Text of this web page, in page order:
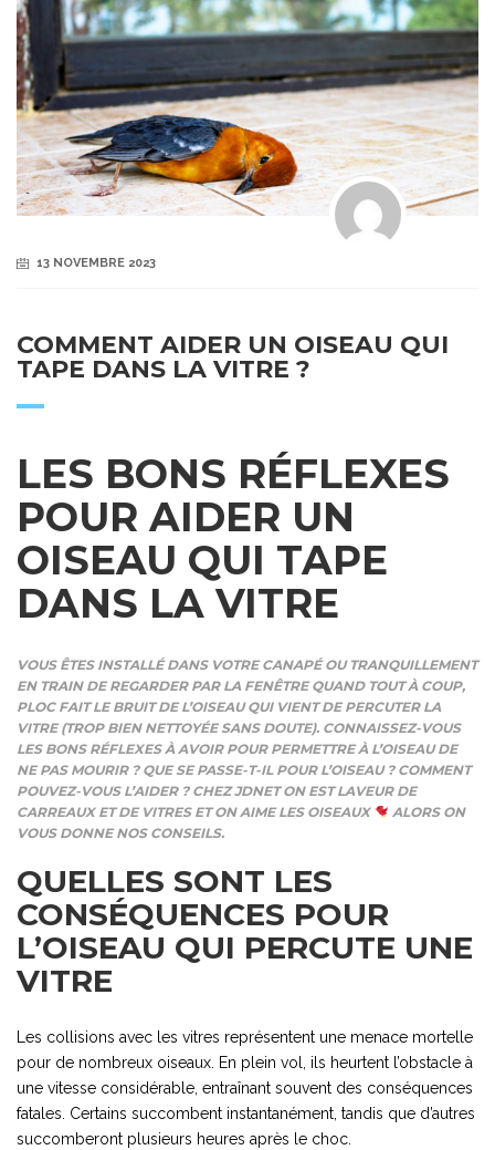
13 NOVEMBRE 2023
COMMENT AIDER UN OISEAU QUI
TAPE DANS LA VITRE ?
LES BONS RÉFLEXES
POUR AIDER UN
OISEAU QUI TAPE
DANS LA VITRE
VOUS ÊTES INSTALLÉ DANS VOTRE CANAPÉ OU TRANQUILLEMENT
EN TRAIN DE REGARDER PAR LA FENÊTRE QUAND TOUT À COUP,
PLOC FAIT LE BRUIT DE L’OISEAU QUI VIENT DE PERCUTER LA
VITRE (TROP BIEN NETTOYÉE SANS DOUTE). CONNAISSEZ-VOUS
LES BONS RÉFLEXES À AVOIR POUR PERMETTRE À L’OISEAU DE
NE PAS MOURIR ? QUE SE PASSE-T-IL POUR L’OISEAU ? COMMENT
POUVEZ-VOUS L’AIDER ? CHEZ JDNET ON EST LAVEUR DE
CARREAUX ET DE VITRES ET ON AIME LES OISEAUX
ALORS ON
VOUS DONNE NOS CONSEILS.
QUELLES SONT LES
CONSÉQUENCES POUR
L’OISEAU QUI PERCUTE UNE
VITRE
Les collisions avec les vitres représentent une menace mortelle
pour de nombreux oiseaux. En plein vol, ils heurtent l’obstacle à
une vitesse considérable, entraînant souvent des conséquences
fatales. Certains succombent instantanément, tandis que d’autres
succomberont plusieurs heures après le choc.